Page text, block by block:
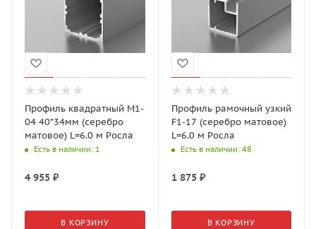
Профиль квадратный M1-
04 40*34мм (серебро
матовое) L=6.0 м Росла
Есть в наличии: 1
4 955 ₽
В КОРЗИНУ
Профиль рамочный узкий
F1-17 (серебро матовое)
L=6.0 м Росла
Есть в наличии: 48
1 875₽
В КОРЗИНУ